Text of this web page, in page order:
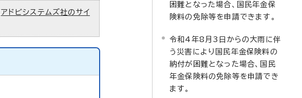
アドビシステムズ社のサイ
困難となった場合、国民年金保
険料の免除等を申請できます。
令和4年8月3日からの大雨に伴
う災害により国民年金保険料の
納付が困難となった場合、国民
年金保険料の免除等を申請でき
ます。